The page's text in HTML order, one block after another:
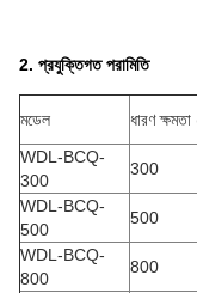
2. প্রযুক্তিগত পরামিতি
মডেল ধারণ
WDL-BCQ-
300
300
WDL-BCQ-
500
500
WDL-BCQ-
800
800